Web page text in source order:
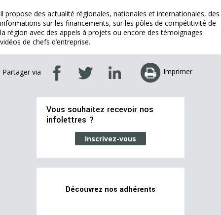
Il propose des actualité régionales, nationales et internationales, des
informations sur les financements, sur les pôles de compétitivité de
la région avec des appels à projets ou encore des témoignages
vidéos de chefs d’entreprise.
Partager via Imprimer
Vous souhaitez recevoir nos
infolettres ?
Inscrivez-vous
Découvrez nos adhérents